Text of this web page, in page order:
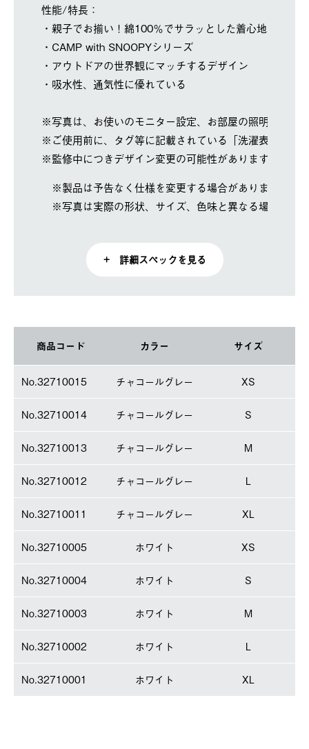
性能/特長：
・親子でお揃い！綿100％でサラッとした着心地。
・CAMP with SNOOPYシリーズ
・アウトドアの世界観にマッチするデザイン
・吸水性、通気性に優れている
※写真は、お使いのモニター設定、お部屋の照明等によ
※ご使用前に、タグ等に記載されている「洗濯表示」を
※監修中につきデザイン変更の可能性があります。
※製品は予告なく仕様を変更する場合があります。
※写真は実際の形状、サイズ、色味と異なる場合があ
+ 詳細スペックを見る
商品コード カラー サイズ
No.32710015 チャコールグレー XS
No.32710014 チャコールグレー S
No.32710013 チャコールグレー M
No.32710012 チャコールグレー L
No.32710011 チャコールグレー XL
No.32710005 ホワイト XS
No.32710004 ホワイト S
No.32710003 ホワイト M
No.32710002 ホワイト L
No.32710001 ホワイト XL